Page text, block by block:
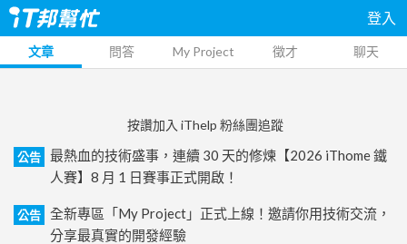
登入
文章 問答 My Project 徵才 聊天
按讚加入 iThelp 粉絲團追蹤
公告
最熱血的技術盛事，連續 30 天的修煉【2026 iThome 鐵
人賽】8 月 1 日賽事正式開啟！
公告
全新專區「My Project」正式上線！邀請你用技術交流，
分享最真實的開發經驗